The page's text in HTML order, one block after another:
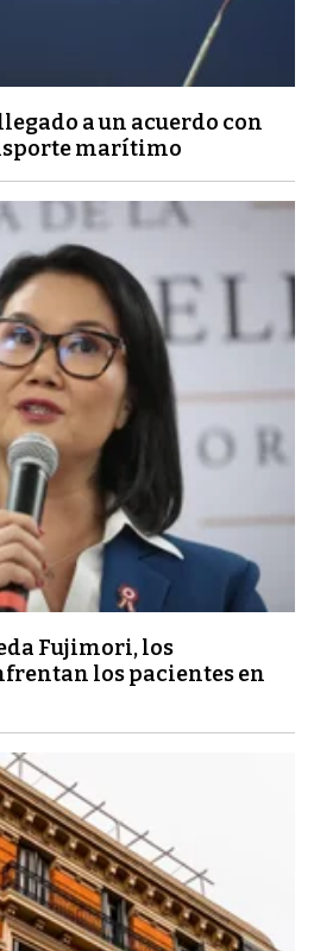
a un acuerdo con
marítimo
Fujimori, los
los pacientes en